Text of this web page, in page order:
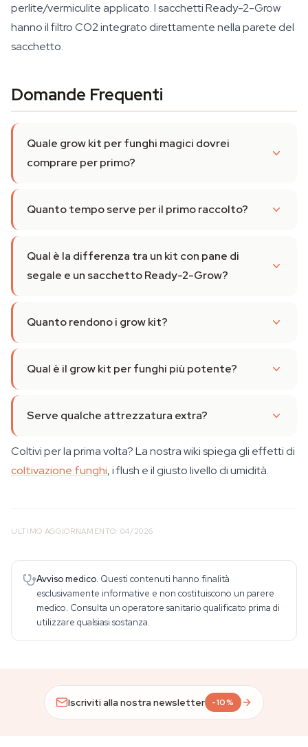
perlite/vermiculite applicato. I sacchetti Ready-2-Grow
hanno il filtro CO2 integrato direttamente nella parete del
sacchetto.
Domande Frequenti
Quale grow kit per funghi magici dovrei
comprare per primo?
Quanto tempo serve per il primo raccolto?
Qual è la differenza tra un kit con pane di
segale e un sacchetto Ready-2-Grow?
Quanto rendono i grow kit?
Qual è il grow kit per funghi più potente?
Serve qualche attrezzatura extra?
Coltivi per la prima volta? La nostra wiki spiega gli effetti di
coltivazione funghi, i flush e il giusto livello di umidità.
ULTIMO AGGIORNAMENTO: 04/2026
Avviso medico. Questi contenuti hanno finalità
esclusivamente informative e non costituiscono un parere
medico. Consulta un operatore sanitario qualificato prima di
utilizzare qualsiasi sostanza.
Iscriviti alla nostra newsletter -10%